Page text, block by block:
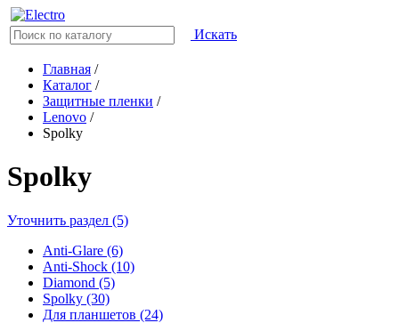
Искать
Главная /
Каталог /
Защитные пленки /
Lenovo /
Spolky
Spolky
Уточнить раздел (5)
Anti-Glare (6)
Anti-Shock (10)
Diamond (5)
Spolky (30)
Для планшетов (24)